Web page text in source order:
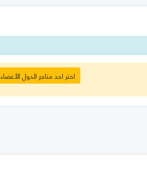
اختر احد متاجر الدول الأعضاء